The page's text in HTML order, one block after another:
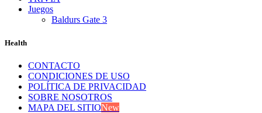
Juegos
Baldurs Gate 3
Health
CONTACTO
CONDICIONES DE USO
POLÍTICA DE PRIVACIDAD
SOBRE NOSOTROS
MAPA DEL SITIONew